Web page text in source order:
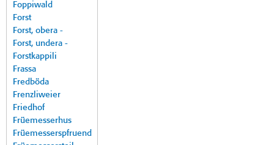
Foppiwald
Forst
Forst, obera -
Forst, undera -
Forstkappili
Frassa
Fredböda
Frenzliweier
Friedhof
Früemesserhus
Früemesserspfruend